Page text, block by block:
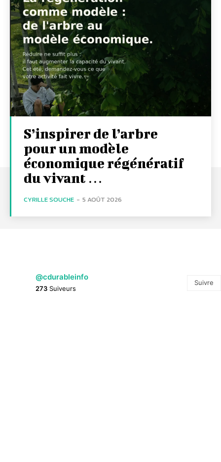
S’inspirer de l’arbre
pour un modèle
économique régénératif
du vivant …
CYRILLE SOUCHE - 5 AOÛT 2026
@cdurableinfo
273 Suiveurs
Suivre